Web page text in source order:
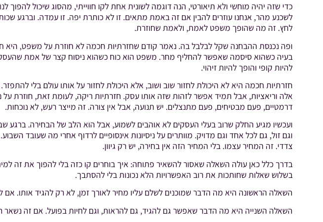
כדי שזה יהיה מוחשי ולא תיאורטי, הנה דוגמה לשונית אחת לקו חווייתי, מהסוג שיכול
לשכנע מהר, אנחנו עוזרים להבין אם זה באמת מתאים. זו לא כותרת יפה. זו עמדה. וברגע
לחץ. זה מה שהופך משפט לאמת, ולאמת שחוזרת.
ופה נכנסת ההבחנה שקל לבלבל בה. נאמר קודם שחזרתיות חכמה לא חוזרת על משפט, היא
בעיה כשהוא סיסמה שאפשר להחליף מחר. משפט הוא כוח כשהוא ניסוח קצר של אמת
להיות קופי והופך להיות זיהוי.
חזרתיות חכמה היא לא היכולת לחזור שוב ושוב, אלא היכולת לחזור על אותו עולם בלי
אלה וריאציות, אבל תמיד אפשר לזהות שזה אותו עסק. חזרתיות ריקה, לעומת זאת, חוזרת על
דרמטיים, פעם מבטיחים, פעם מתנצלים. יש תנועה, אבל אין צורה. זה מייצר רעש, לא נוכחות.
ועכשיו מגיע החלק שרוב בעלי העסקים לא אוהבים לשמוע, אבל הוא הלב של הבחירה. ברגע
וגם זול, גם לכל אחד וגם מדויק. מוותרים על ניסיונות אינסופיים לרדוף אחרי מה שעובד
צדדי. זה המחיר עצמו. בלי המחיר הזה אין בחירה, יש רק גיוון.
בדרך כלל כאן עולה השאלה שאסור להשאיר פתוחה: איך בוחרים קו כזה בלי להפוך את זה
בשלוש שאלות שחותכות את רוב האפשרויות הלא נכונות בלי להסתבך.
השאלה הראשונה היא מה הדבר שמוכנים לשלם עליו מחיר לאורך זמן, לא רק להגיד אותו. אם
השאלה השנייה היא מה הדבר שאפשר גם להגיד, גם להראות, וגם לחיות בפועל. אם זה נשאר